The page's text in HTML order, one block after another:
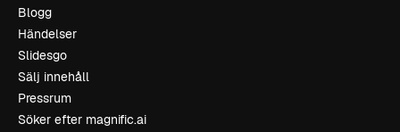
Blogg
Händelser
Slidesgo
Sälj innehåll
Pressrum
Söker efter magnific.ai